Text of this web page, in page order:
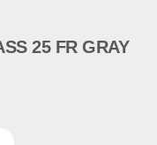
25 FR GRAY